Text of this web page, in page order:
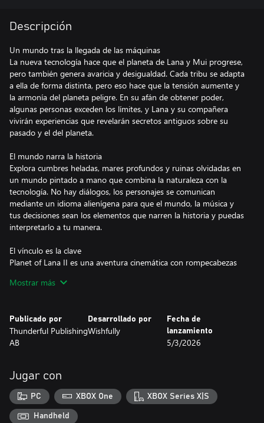
Descripción
Un mundo tras la llegada de las máquinas
La nueva tecnología hace que el planeta de Lana y Mui progrese,
pero también genera avaricia y desigualdad. Cada tribu se adapta
a ella de forma distinta, pero eso hace que la tensión aumente y
la armonía del planeta peligre. En su afán de obtener poder,
algunas personas exceden los límites, y Lana y su compañera
vivirán experiencias que revelarán secretos antiguos sobre su
pasado y el del planeta.
El mundo narra la historia
Explora cumbres heladas, mares profundos y ruinas olvidadas en
un mundo pintado a mano que combina la naturaleza con la
tecnología. No hay diálogos, los personajes se comunican
mediante un idioma alienígena para que el mundo, la música y
tus decisiones sean los elementos que narren la historia y puedas
interpretarlo a tu manera.
El vínculo es la clave
Planet of Lana II es una aventura cinemática con rompecabezas
Lana mayor y más ágil y a su fiel compañera Mui mientras su
Rompecabezas elaborados y movimientos fluidos
Los rompecabezas se integran de forma natural en este mundo y
lógica compleja. Usa la agilidad mejorada de Lana, que ahora
puede dar saltos de pared, moverse de forma más fluida y coger
impulso, para abrirte paso entre los distintos peligros.
Una aventura emotiva y desarrollada con mimo
Mostrar más
Publicado por
Thunderful Publishing
AB
Desarrollado por
Wishfully
Fecha de
lanzamiento
5/3/2026
Jugar con
PC XBOX One XBOX Series X|S
Handheld